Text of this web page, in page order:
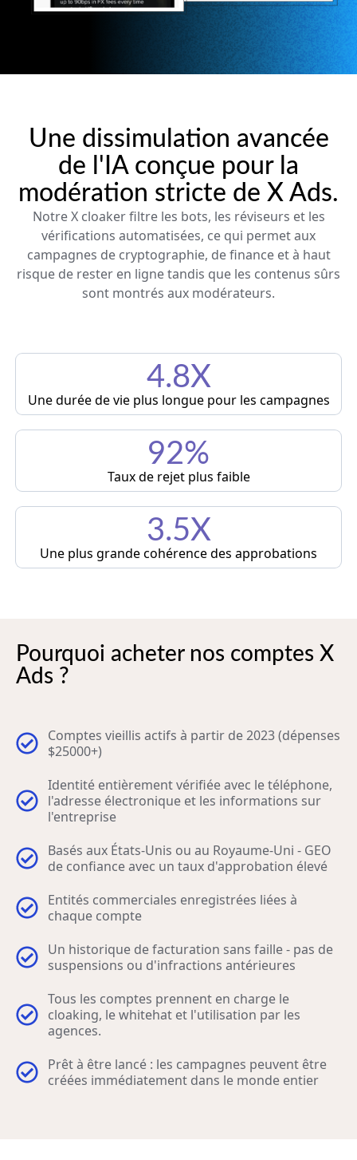
Une dissimulation avancée
de l'IA conçue pour la
modération stricte de X Ads.
Notre X cloaker filtre les bots, les réviseurs et les
vérifications automatisées, ce qui permet aux
campagnes de cryptographie, de finance et à haut
risque de rester en ligne tandis que les contenus sûrs
sont montrés aux modérateurs.
4.8X
Une durée de vie plus longue pour les campagnes
92%
Taux de rejet plus faible
3.5X
Une plus grande cohérence des approbations
Pourquoi acheter nos comptes X
Ads ?
Comptes vieillis actifs à partir de 2023 (dépenses
$25000+)
Identité entièrement vérifiée avec le téléphone,
l'adresse électronique et les informations sur
l'entreprise
Basés aux États-Unis ou au Royaume-Uni - GEO
de confiance avec un taux d'approbation élevé
Entités commerciales enregistrées liées à
chaque compte
Un historique de facturation sans faille - pas de
suspensions ou d'infractions antérieures
Tous les comptes prennent en charge le
cloaking, le whitehat et l'utilisation par les
agences.
Prêt à être lancé : les campagnes peuvent être
créées immédiatement dans le monde entier